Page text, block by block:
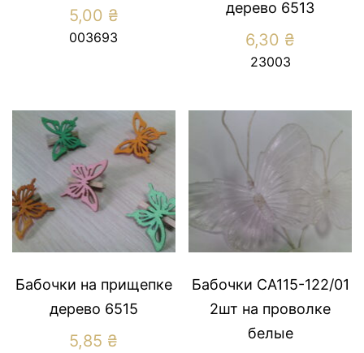
5,00 ₴
003693
дерево 6513
6,30 ₴
23003
Бабочки на прищепке
дерево 6515
5,85 ₴
Бабочки СА115-122/01
2шт на проволке
белые